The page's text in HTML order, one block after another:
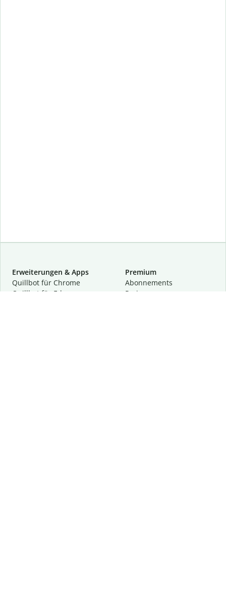
Erweiterungen & Apps
Quillbot für Chrome
Quillbot für Edge
Premium
Abon­ne­ments
Preise